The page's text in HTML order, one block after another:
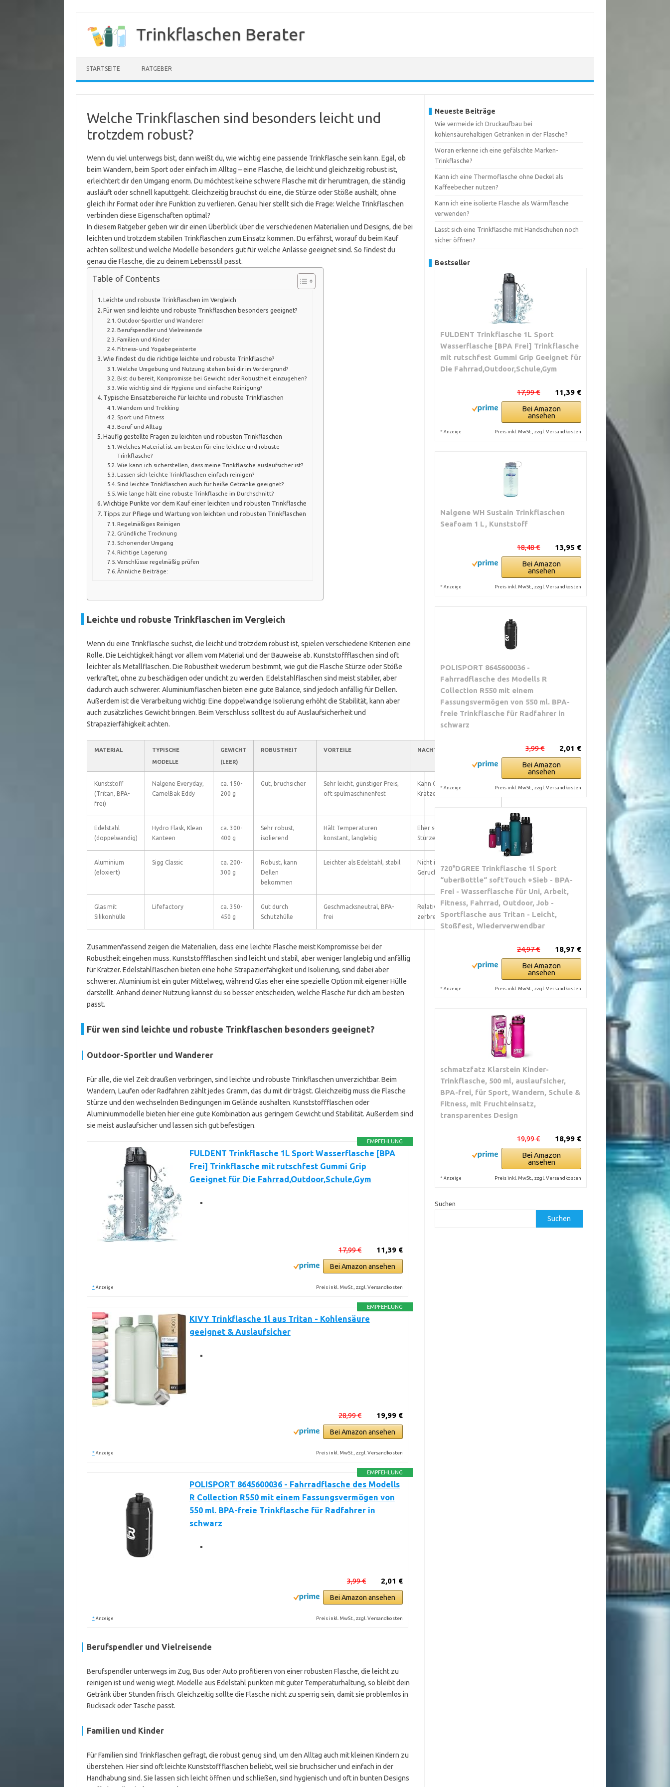
springen
Trinkflaschen Berater
STARTSEITE RATGEBER
Welche Trinkflaschen sind besonders leicht und
trotzdem robust?
Wenn du viel unterwegs bist, dann weißt du, wie wichtig eine passende Trinkflasche sein kann. Egal, ob
beim Wandern, beim Sport oder einfach im Alltag – eine Flasche, die leicht und gleichzeitig robust ist,
erleichtert dir den Umgang enorm. Du möchtest keine schwere Flasche mit dir herumtragen, die ständig
ausläuft oder schnell kaputtgeht. Gleichzeitig brauchst du eine, die Stürze oder Stöße aushält, ohne
gleich ihr Format oder ihre Funktion zu verlieren. Genau hier stellt sich die Frage: Welche Trinkflaschen
verbinden diese Eigenschaften optimal?
In diesem Ratgeber geben wir dir einen Überblick über die verschiedenen Materialien und Designs, die bei
leichten und trotzdem stabilen Trinkflaschen zum Einsatz kommen. Du erfährst, worauf du beim Kauf
achten solltest und welche Modelle besonders gut für welche Anlässe geeignet sind. So findest du
genau die Flasche, die zu deinem Lebensstil passt.
Table of Contents
Leichte und robuste Trinkflaschen im Vergleich
Für wen sind leichte und robuste Trinkflaschen besonders geeignet?
Outdoor-Sportler und Wanderer
Berufspendler und Vielreisende
Familien und Kinder
Fitness- und Yogabegeisterte
Wie findest du die richtige leichte und robuste Trinkflasche?
Welche Umgebung und Nutzung stehen bei dir im Vordergrund?
Bist du bereit, Kompromisse bei Gewicht oder Robustheit einzugehen?
Wie wichtig sind dir Hygiene und einfache Reinigung?
Typische Einsatzbereiche für leichte und robuste Trinkflaschen
Wandern und Trekking
Sport und Fitness
Beruf und Alltag
Häufig gestellte Fragen zu leichten und robusten Trinkflaschen
Welches Material ist am besten für eine leichte und robuste
Trinkflasche?
Wie kann ich sicherstellen, dass meine Trinkflasche auslaufsicher ist?
Lassen sich leichte Trinkflaschen einfach reinigen?
Sind leichte Trinkflaschen auch für heiße Getränke geeignet?
Wie lange hält eine robuste Trinkflasche im Durchschnitt?
Wichtige Punkte vor dem Kauf einer leichten und robusten Trinkflasche
Tipps zur Pflege und Wartung von leichten und robusten Trinkflaschen
Regelmäßiges Reinigen
Gründliche Trocknung
Schonender Umgang
Richtige Lagerung
Verschlüsse regelmäßig prüfen
Ähnliche Beiträge:
Leichte und robuste Trinkflaschen im Vergleich
Wenn du eine Trinkflasche suchst, die leicht und trotzdem robust ist, spielen verschiedene Kriterien eine
Rolle. Die Leichtigkeit hängt vor allem vom Material und der Bauweise ab. Kunststoffflaschen sind oft
leichter als Metallflaschen. Die Robustheit wiederum bestimmt, wie gut die Flasche Stürze oder Stöße
verkraftet, ohne zu beschädigen oder undicht zu werden. Edelstahlflaschen sind meist stabiler, aber
dadurch auch schwerer. Aluminiumflaschen bieten eine gute Balance, sind jedoch anfällig für Dellen.
Außerdem ist die Verarbeitung wichtig: Eine doppelwandige Isolierung erhöht die Stabilität, kann aber
auch zusätzliches Gewicht bringen. Beim Verschluss solltest du auf Auslaufsicherheit und
Strapazierfähigkeit achten.
MATERIAL
TYPISCHE
MODELLE
GEWICHT
(LEER)
ROBUSTHEIT VORTEILE NACHTEILE
Kunststoff
(Tritan, BPA-
frei)
Nalgene Everyday,
CamelBak Eddy
ca. 150-
200 g
Gut, bruchsicher
Sehr leicht, günstiger Preis,
oft spülmaschinenfest
Kann Gerüche annehmen,
Kratzer sichtbar
Edelstahl
(doppelwandig)
Hydro Flask, Klean
Kanteen
ca. 300-
400 g
Sehr robust,
isolierend
Hält Temperaturen
konstant, langlebig
Eher schwer, kann bei
Stürzen verbeulen
Aluminium
(eloxiert)
Sigg Classic
ca. 200-
300 g
Robust, kann
Dellen
bekommen
Leichter als Edelstahl, stabil
Nicht isolierend, kann
Geruch entwickeln
Glas mit
Silikonhülle
Lifefactory
ca. 350-
450 g
Gut durch
Schutzhülle
Geschmacksneutral, BPA-
frei
Relativ schwer, dennoch
zerbrechlich ohne Hülle
Zusammenfassend zeigen die Materialien, dass eine leichte Flasche meist Kompromisse bei der
Robustheit eingehen muss. Kunststoffflaschen sind leicht und stabil, aber weniger langlebig und anfällig
für Kratzer. Edelstahlflaschen bieten eine hohe Strapazierfähigkeit und Isolierung, sind dabei aber
schwerer. Aluminium ist ein guter Mittelweg, während Glas eher eine spezielle Option mit eigener Hülle
darstellt. Anhand deiner Nutzung kannst du so besser entscheiden, welche Flasche für dich am besten
passt.
Für wen sind leichte und robuste Trinkflaschen besonders geeignet?
Outdoor-Sportler und Wanderer
Für alle, die viel Zeit draußen verbringen, sind leichte und robuste Trinkflaschen unverzichtbar. Beim
Wandern, Laufen oder Radfahren zählt jedes Gramm, das du mit dir trägst. Gleichzeitig muss die Flasche
Stürze und den wechselnden Bedingungen im Gelände aushalten. Kunststoffflaschen oder
Aluminiummodelle bieten hier eine gute Kombination aus geringem Gewicht und Stabilität. Außerdem sind
sie meist auslaufsicher und lassen sich gut befestigen.
EMPFEHLUNG
FULDENT Trinkflasche 1L Sport Wasserflasche [BPA
Frei] Trinkflasche mit rutschfest Gummi Grip
Geeignet für Die Fahrrad,Outdoor,Schule,Gym
11,39 €
17,99 €
Bei Amazon ansehen
* Anzeige Preis inkl. MwSt., zzgl. Versandkosten
EMPFEHLUNG
KIVY Trinkflasche 1l aus Tritan - Kohlensäure
geeignet & Auslaufsicher
19,99 €
28,99 €
Bei Amazon ansehen
* Anzeige Preis inkl. MwSt., zzgl. Versandkosten
EMPFEHLUNG
POLISPORT 8645600036 - Fahrradflasche des Modells
R Collection R550 mit einem Fassungsvermögen von
550 ml. BPA-freie Trinkflasche für Radfahrer in
schwarz
2,01 €
3,99 €
Bei Amazon ansehen
* Anzeige Preis inkl. MwSt., zzgl. Versandkosten
Berufspendler und Vielreisende
Berufspendler unterwegs im Zug, Bus oder Auto profitieren von einer robusten Flasche, die leicht zu
reinigen ist und wenig wiegt. Modelle aus Edelstahl punkten mit guter Temperaturhaltung, so bleibt dein
Getränk über Stunden frisch. Gleichzeitig sollte die Flasche nicht zu sperrig sein, damit sie problemlos in
Rucksack oder Tasche passt.
Familien und Kinder
Für Familien sind Trinkflaschen gefragt, die robust genug sind, um den Alltag auch mit kleinen Kindern zu
überstehen. Hier sind oft leichte Kunststoffflaschen beliebt, weil sie bruchsicher und einfach in der
Handhabung sind. Sie lassen sich leicht öffnen und schließen, sind hygienisch und oft in bunten Designs
Neueste Beiträge
Wie vermeide ich Druckaufbau bei
kohlensäurehaltigen Getränken in der Flasche?
Woran erkenne ich eine gefälschte Marken-
Trinkflasche?
Kann ich eine Thermoflasche ohne Deckel als
Kaffeebecher nutzen?
Kann ich eine isolierte Flasche als Wärmflasche
verwenden?
Lässt sich eine Trinkflasche mit Handschuhen noch
sicher öffnen?
Bestseller
FULDENT Trinkflasche 1L Sport
Wasserflasche [BPA Frei] Trinkflasche
mit rutschfest Gummi Grip Geeignet für
Die Fahrrad,Outdoor,Schule,Gym
11,39 €
17,99 €
Bei Amazon
ansehen
* Anzeige Preis inkl. MwSt., zzgl. Versandkosten
Nalgene WH Sustain Trinkflaschen
Seafoam 1 L, Kunststoff
13,95 €
18,48 €
Bei Amazon
ansehen
* Anzeige Preis inkl. MwSt., zzgl. Versandkosten
POLISPORT 8645600036 -
Fahrradflasche des Modells R
Collection R550 mit einem
Fassungsvermögen von 550 ml. BPA-
freie Trinkflasche für Radfahrer in
schwarz
2,01 €
3,99 €
Bei Amazon
ansehen
* Anzeige Preis inkl. MwSt., zzgl. Versandkosten
720°DGREE Trinkflasche 1l Sport
“uberBottle“ softTouch +Sieb - BPA-
Frei - Wasserflasche für Uni, Arbeit,
Fitness, Fahrrad, Outdoor, Job -
Sportflasche aus Tritan - Leicht,
Stoßfest, Wiederverwendbar
18,97 €
24,97 €
Bei Amazon
ansehen
* Anzeige Preis inkl. MwSt., zzgl. Versandkosten
schmatzfatz Klarstein Kinder-
Trinkflasche, 500 ml, auslaufsicher,
BPA-frei, für Sport, Wandern, Schule &
Fitness, mit Fruchteinsatz,
transparentes Design
18,99 €
19,99 €
Bei Amazon
ansehen
* Anzeige Preis inkl. MwSt., zzgl. Versandkosten
Suchen
Suchen